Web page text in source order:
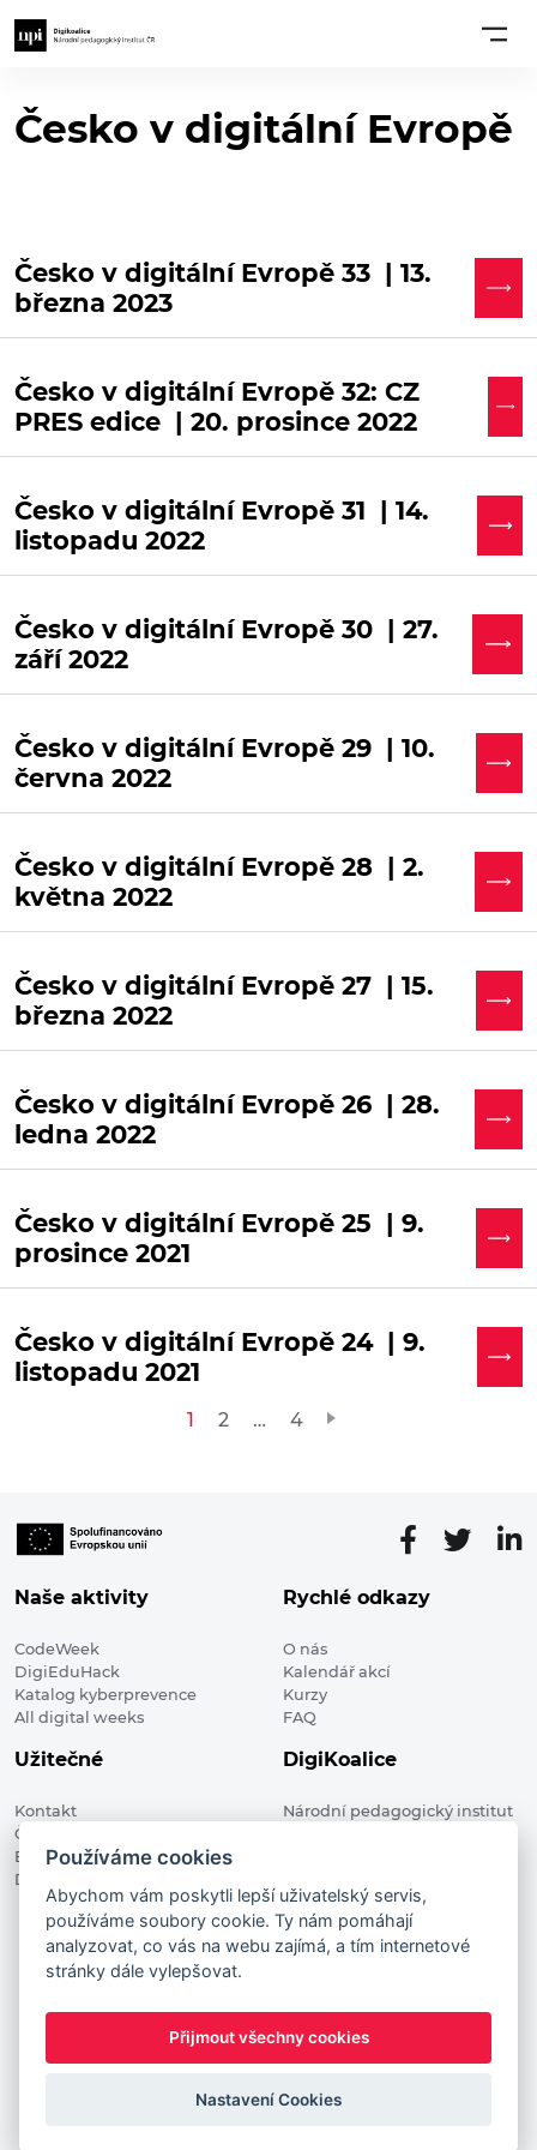
Česko v digitální Evropě
Česko v digitální Evropě 33 | 13.
března 2023
Česko v digitální Evropě 32: CZ
PRES edice | 20. prosince 2022
Česko v digitální Evropě 31 | 14.
listopadu 2022
Česko v digitální Evropě 30 | 27.
září 2022
Česko v digitální Evropě 29 | 10.
června 2022
Česko v digitální Evropě 28 | 2.
května 2022
Česko v digitální Evropě 27 | 15.
března 2022
Česko v digitální Evropě 26 | 28.
ledna 2022
Česko v digitální Evropě 25 | 9.
prosince 2021
Česko v digitální Evropě 24 | 9.
listopadu 2021
Stránkování
1 2 … 4
Naše aktivity
CodeWeek
DigiEduHack
Katalog kyberprevence
All digital weeks
Rychlé odkazy
O nás
Kalendář akcí
Kurzy
FAQ
Užitečné
Kontakt
Členské organizace
Blog
Digitalizace ve vzdělávání
DigiKoalice
Národní pedagogický institut
DigiKoalice 2021. All rights reserved
Vstup do administrace
This project has received funding from the European
Commission Innovation and Networks Executive Agency (now
Commission and the European Commission is not responsible
Používáme cookies
Abychom vám poskytli lepší uživatelský servis,
používáme soubory cookie. Ty nám pomáhají
analyzovat, co vás na webu zajímá, a tím internetové
stránky dále vylepšovat.
Přijmout všechny cookies
Nastavení Cookies